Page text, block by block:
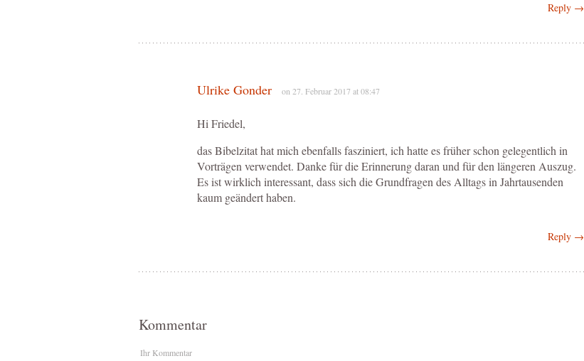
Reply →
Ulrike Gonder on 27. Februar 2017 at 08:47
Hi Friedel,
das Bibelzitat hat mich ebenfalls fasziniert, ich hatte es früher schon gelegentlich in
Vorträgen verwendet. Danke für die Erinnerung daran und für den längeren Auszug.
Es ist wirklich interessant, dass sich die Grundfragen des Alltags in Jahrtausenden
kaum geändert haben.
Reply →
Kommentar
Ihr Kommentar